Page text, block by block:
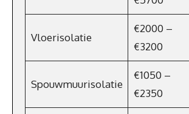
Vloerisolatie
€2000 –
€3200
Spouwmuurisolatie
€1050 –
€2350